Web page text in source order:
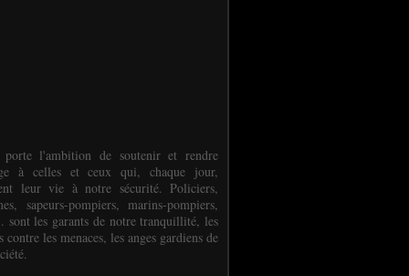
l'ambition de soutenir et rendre
à celles et ceux qui, chaque jour,
leur vie à notre sécurité. Policiers,
sapeurs-pompiers, marins-pompiers,
sont les garants de notre tranquillité, les
contre les menaces, les anges gardiens de